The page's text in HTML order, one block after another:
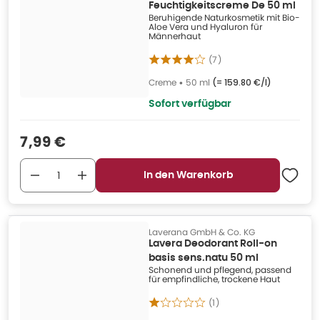
Feuchtigkeitscreme De 50 ml
Beruhigende Naturkosmetik mit Bio-
Aloe Vera und Hyaluron für
Männerhaut
(7)
Creme • 50 ml (= 159.80 €/l)
Sofort verfügbar
Verkaufspreis
7,99 €
In den Warenkorb
Laverana GmbH & Co. KG
Lavera Deodorant Roll-on
basis sens.natu 50 ml
Schonend und pflegend, passend
für empfindliche, trockene Haut
(1)